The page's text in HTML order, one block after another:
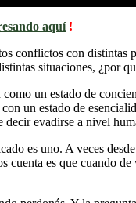
aquí!
conflictos con
situaciones, ¿por
un estado de
un estado de
decir evadirse a nivel
es uno. A veces
es que cuando